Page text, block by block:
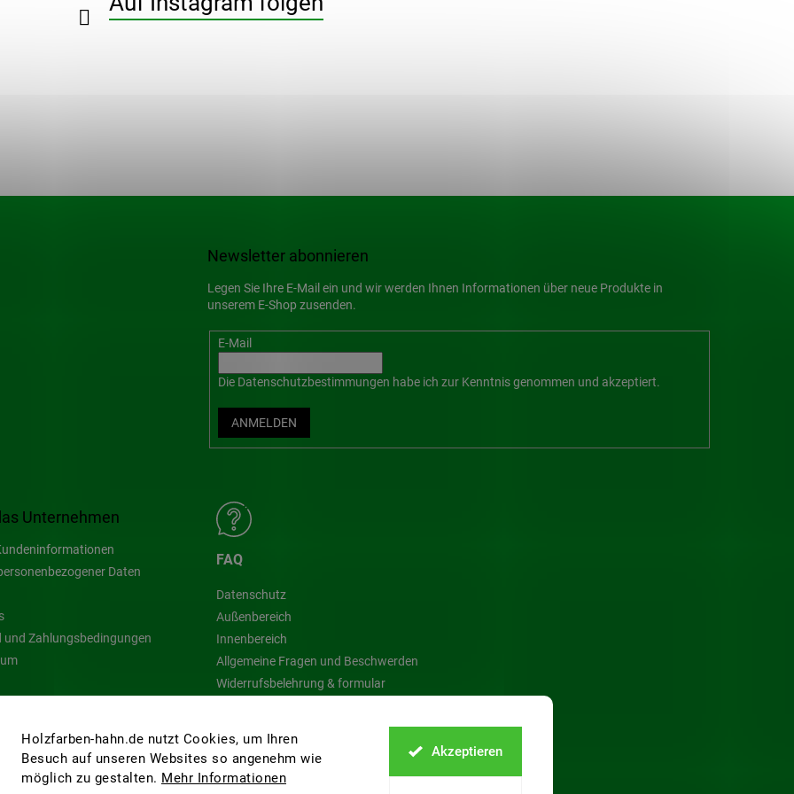
Holzfarben-hahn.de nutzt Cookies, um Ihren
Besuch auf unseren Websites so angenehm wie
möglich zu gestalten. Mehr Informationen
Akzeptieren
Unternehmen
Daten
und Zahlungsbedingungen
FAQ
Datenschutz
Außenbereich
Innenbereich
Allgemeine Fragen und Beschwerden
Widerrufsbelehrung & formular
Newsletter abonnieren
Legen Sie Ihre E-Mail ein und wir werden Ihnen Informationen über neue Produkte in
unserem E-Shop zusenden.
E-Mail
Die Datenschutzbestimmungen habe ich zur Kenntnis genommen und akzeptiert.
ANMELDEN